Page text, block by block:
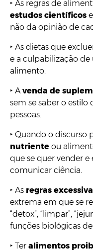
‣ As regras de
estudos científicos
não da opinião de
‣ As dietas que
e a culpabilização
alimento.
‣ A venda de
sem se saber o estilo
pessoas.
‣ Quando o discurso
nutriente ou
que se quer vender
comunicar ciência.
‣ As regras
extrema em que se
“detox”, “limpar”,
funções biológicas de
‣ Ter alimentos